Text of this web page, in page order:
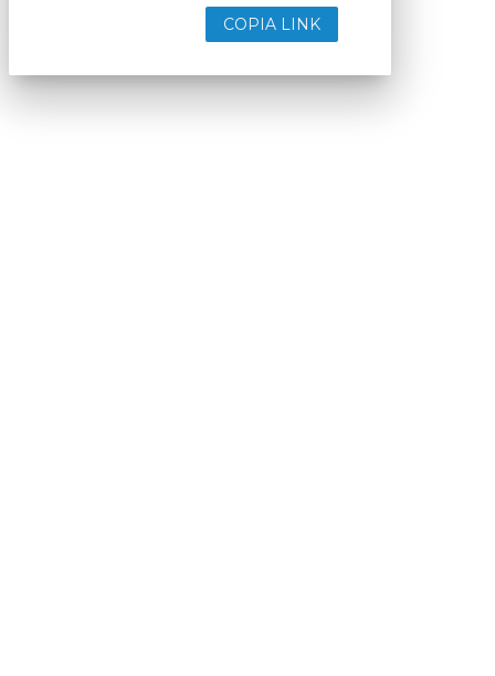
COPIA LINK